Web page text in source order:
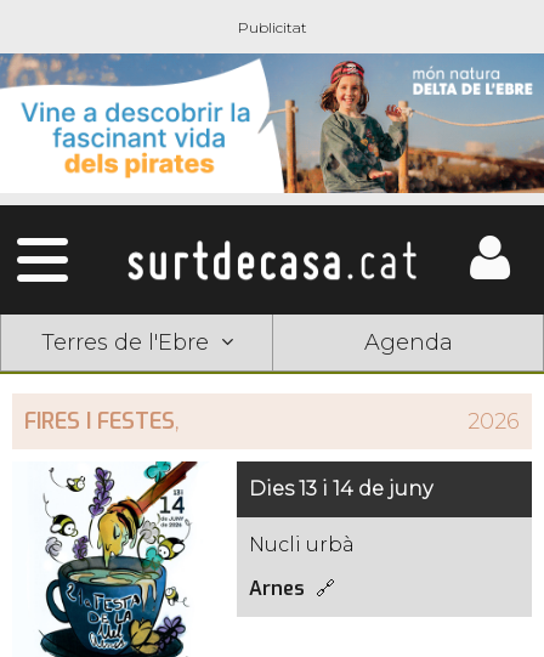
Terres de l'Ebre Agenda
FIRES I FESTES, 2026
Dies 13 i 14 de juny
Nucli urbà
Arnes